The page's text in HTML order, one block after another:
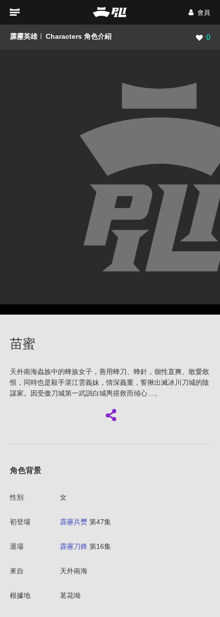
會員
霹靂英雄 Characters 角色介紹 瀏覽
0
苗蜜
天外南海蟲族中的蜂族女子，善用蜂刀、蜂針，個性直爽、敢愛敢
恨，同時也是殺手湛江雲義妹，情深義重，誓揪出滅冰川刀城的陰
謀家。因受傲刀城第一武訓白城輿搭救而傾心…。
角色背景
性別 女
初登場 霹靂兵燹 第47集
退場 霹靂刀鋒 第16集
來自 天外南海
根據地 茗花坳